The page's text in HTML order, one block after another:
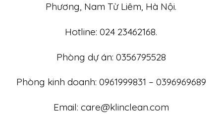
Phương, Nam Từ Liêm, Hà Nội.
Hotline: 024 23462168.
Phòng dự án: 0356795528
Phòng kinh doanh: 0961999831 – 0396969689
Email: care@klinclean.com